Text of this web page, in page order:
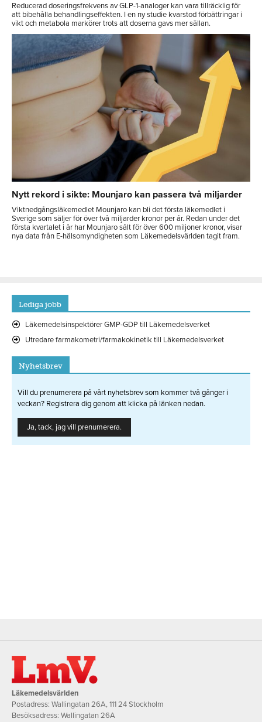
Reducerad doseringsfrekvens av GLP-1-analoger kan vara tillräcklig för
att bibehålla behandlingseffekten. I en ny studie kvarstod förbättringar i
vikt och metabola markörer trots att doserna gavs mer sällan.
Nytt rekord i sikte: Mounjaro kan passera två miljarder
Viktnedgångsläkemedlet Mounjaro kan bli det första läkemedlet i
Sverige som säljer för över två miljarder kronor per år. Redan under det
första kvartalet i år har Mounjaro sålt för över 600 miljoner kronor, visar
nya data från E-hälsomyndigheten som Läkemedelsvärlden tagit fram.
Lediga jobb
Läkemedelsinspektörer GMP-GDP till Läkemedelsverket
Utredare farmakometri/farmakokinetik till Läkemedelsverket
Nyhetsbrev
Vill du prenumerera på vårt nyhetsbrev som kommer två gånger i
veckan? Registrera dig genom att klicka på länken nedan.
Ja, tack, jag vill prenumerera.
Läkemedelsvärlden
Postadress: Wallingatan 26A, 111 24 Stockholm
Besöksadress: Wallingatan 26A